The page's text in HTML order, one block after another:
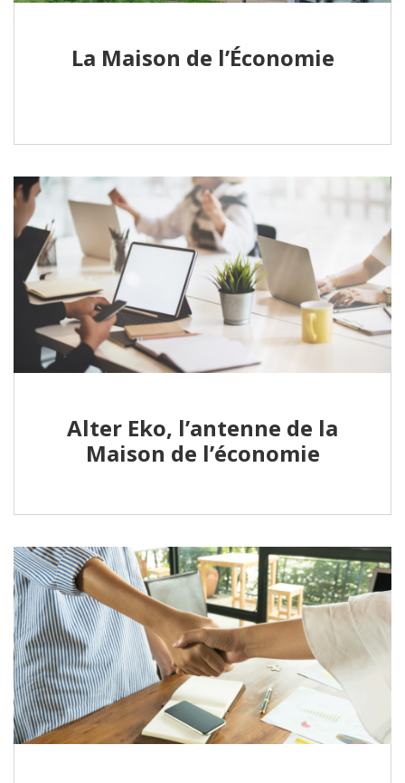
La Maison de l’Économie
Alter Eko, l’antenne de la
Maison de l’économie